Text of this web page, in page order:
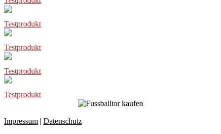
Testprodukt
Testprodukt
Testprodukt
Testprodukt
Impressum | Datenschutz